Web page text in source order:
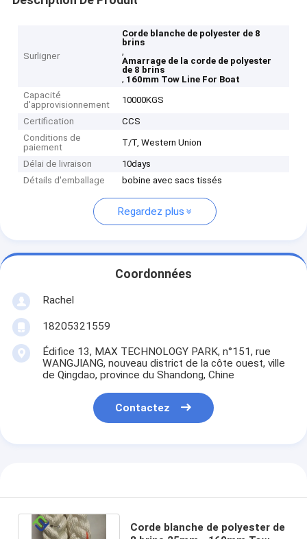
Surligner
Corde blanche de polyester de 8
brins
,
Amarrage de la corde de polyester
de 8 brins
, 160mm Tow Line For Boat
Capacité
d'approvisionnement
10000KGS
Certification
CCS
Conditions de
paiement
T/T, Western Union
Délai de livraison
10days
Détails d'emballage
bobine avec sacs tissés
Regardez plus
Coordonnées
Rachel
18205321559
Édifice 13, MAX TECHNOLOGY PARK, n°151, rue
WANGJIANG, nouveau district de la côte ouest, ville
de Qingdao, province du Shandong, Chine
Contactez
Corde blanche de polyester de